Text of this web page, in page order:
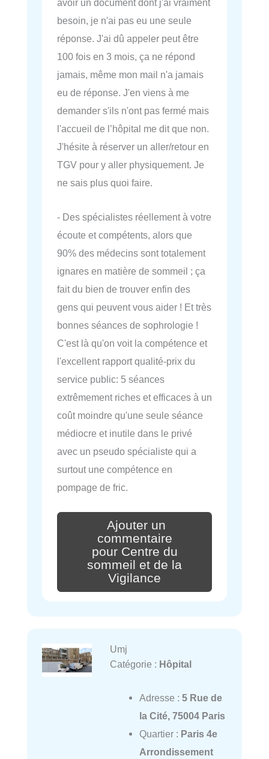
avoir un document dont j'ai vraiment
besoin, je n'ai pas eu une seule
réponse. J'ai dû appeler peut être
100 fois en 3 mois, ça ne répond
jamais, même mon mail n'a jamais
eu de réponse. J'en viens à me
demander s'ils n'ont pas fermé mais
l'accueil de l’hôpital me dit que non.
J'hésite à réserver un aller/retour en
TGV pour y aller physiquement. Je
ne sais plus quoi faire.
- Des spécialistes réellement à votre
écoute et compétents, alors que
90% des médecins sont totalement
ignares en matière de sommeil ; ça
fait du bien de trouver enfin des
gens qui peuvent vous aider ! Et très
bonnes séances de sophrologie !
C'est là qu'on voit la compétence et
l'excellent rapport qualité-prix du
service public: 5 séances
extrêmement riches et efficaces à un
coût moindre qu'une seule séance
médiocre et inutile dans le privé
avec un pseudo spécialiste qui a
surtout une compétence en
pompage de fric.
Ajouter un
commentaire
pour Centre du
sommeil et de la
Vigilance
Umj
Catégorie : Hôpital
Adresse : 5 Rue de
la Cité, 75004 Paris
Quartier : Paris 4e
Arrondissement